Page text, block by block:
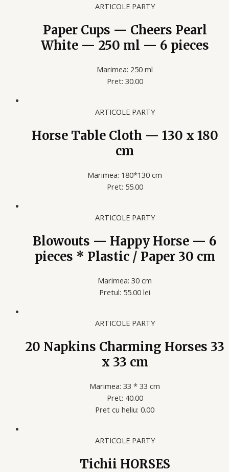
ARTICOLE PARTY
Paper Cups — Cheers Pearl
White — 250 ml — 6 pieces
Marimea: 250 ml
Pret: 30.00
ARTICOLE PARTY
Horse Table Cloth — 130 x 180
cm
Marimea: 180*130 cm
Pret: 55.00
ARTICOLE PARTY
Blowouts — Happy Horse — 6
pieces * Plastic / Paper 30 cm
Marimea: 30 cm
Pretul: 55.00 lei
ARTICOLE PARTY
20 Napkins Charming Horses 33
x 33 cm
Marimea: 33 * 33 cm
Pret: 40.00
Pret cu heliu: 0.00
ARTICOLE PARTY
Tichii HORSES